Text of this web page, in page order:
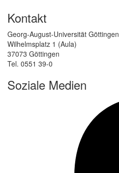
Kontakt
Georg-August-Universität Göttingen
Wilhelmsplatz 1 (Aula)
37073 Göttingen
Tel. 0551 39-0
Soziale Medien